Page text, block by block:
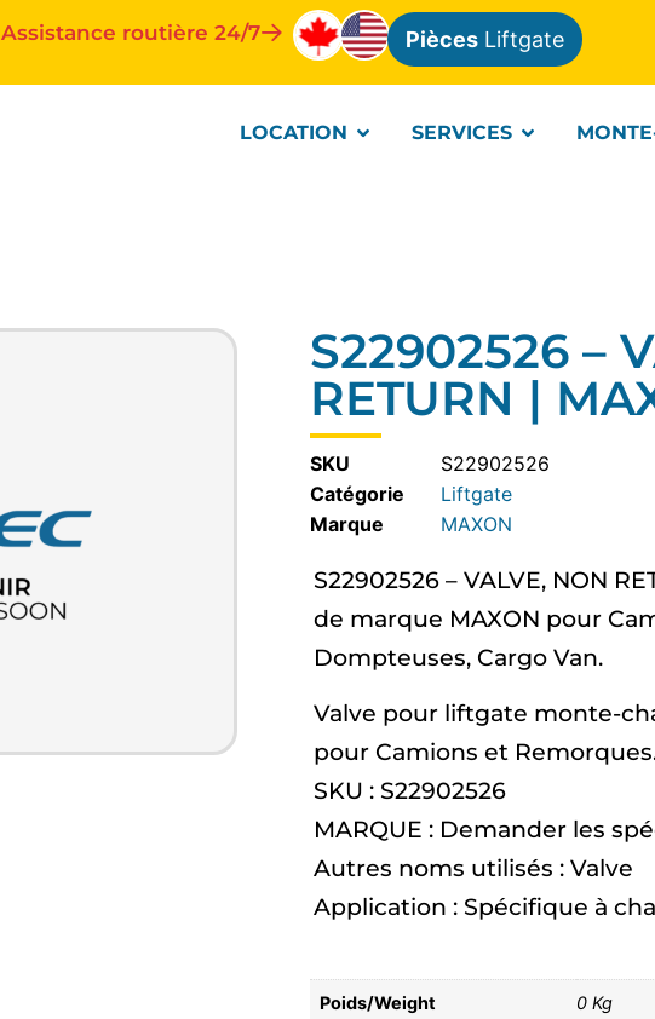
Assistance routière 24/7 Pièces Liftgate
LOCATION SERVICES
S22902526 –
RETURN |
SKU
S22902526
Catégorie
Liftgate
MAXON
S22902526 – VALVE, NON
de marque MAXON pour
Dompteuses, Cargo Van.
Valve pour liftgate monte-
pour Camions et
SKU : S22902526
MARQUE : Demander les
Autres noms utilisés : Valve
Application : Spécifique à
Poids/Weight 0 Kg